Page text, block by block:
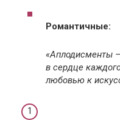
Романтичные:
«Аплодисменты
в сердце
любовью к